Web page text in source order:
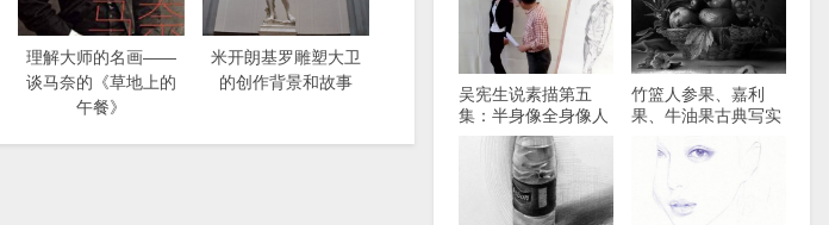
理解大师的名画——
谈马奈的《草地上的
午餐》
米开朗基罗雕塑大卫
的创作背景和故事
吴宪生说素描第五
集：半身像全身像人
物素描讲解视频
竹篮人参果、嘉利
果、牛油果古典写实